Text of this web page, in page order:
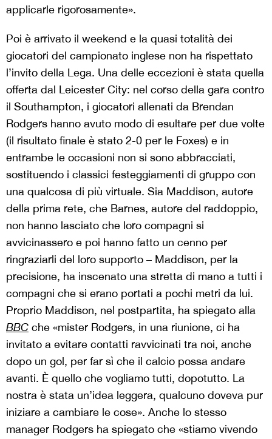
applicarle rigorosamente».
Poi è arrivato il weekend e la quasi totalità dei
giocatori del campionato inglese non ha rispettato
l’invito della Lega. Una delle eccezioni è stata quella
offerta dal Leicester City: nel corso della gara contro
il Southampton, i giocatori allenati da Brendan
Rodgers hanno avuto modo di esultare per due volte
(il risultato finale è stato 2-0 per le Foxes) e in
entrambe le occasioni non si sono abbracciati,
sostituendo i classici festeggiamenti di gruppo con
una qualcosa di più virtuale. Sia Maddison, autore
della prima rete, che Barnes, autore del raddoppio,
non hanno lasciato che loro compagni si
avvicinassero e poi hanno fatto un cenno per
ringraziarli del loro supporto – Maddison, per la
precisione, ha inscenato una stretta di mano a tutti i
compagni che si erano portati a pochi metri da lui.
Proprio Maddison, nel postpartita, ha spiegato alla
BBC che «mister Rodgers, in una riunione, ci ha
invitato a evitare contatti ravvicinati tra noi, anche
dopo un gol, per far sì che il calcio possa andare
avanti. È quello che vogliamo tutti, dopotutto. La
nostra è stata un’idea leggera, qualcuno doveva pur
iniziare a cambiare le cose». Anche lo stesso
manager Rodgers ha spiegato che «stiamo vivendo